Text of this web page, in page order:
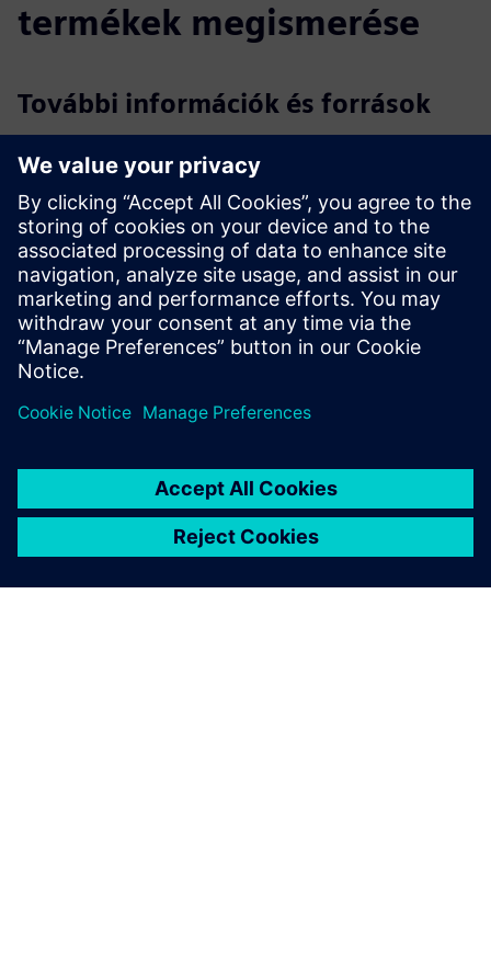
termékek megismerése
További információk és források
A MyVirtual Machine létrehozása és futtatása Áttekintés
SINUMERIK ONE rendszer kézi Run MyVirtual Machine
SINUMERIK ONE Create MyVirtual Machine System
kézikönyv
Feltételek
Sinumerik vezérlő